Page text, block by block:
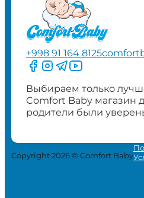
+998 91 164 8125
Следите за нами на
Следите за нами в
Следите за нами
Следите за
Выбираем только
Comfort Baby магазин
родители были
Copyright 2026 © Comfort Baby